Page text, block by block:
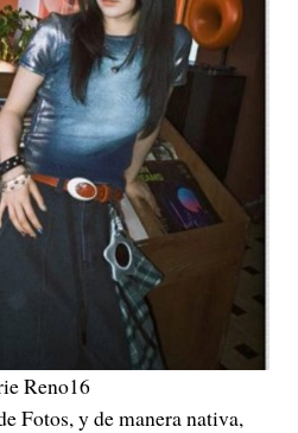
Reno16
Fotos, y de manera nativa,